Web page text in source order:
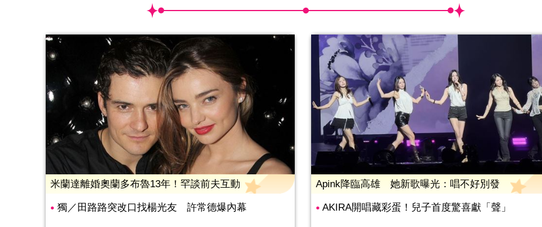
米蘭達離婚奧蘭多布魯13年！罕談前夫互動
獨／田路路突改口找楊光友 許常德爆內幕
Apink降臨高雄 她新歌曝光：唱不好別發
AKIRA開唱藏彩蛋！兒子首度驚喜獻「聲」